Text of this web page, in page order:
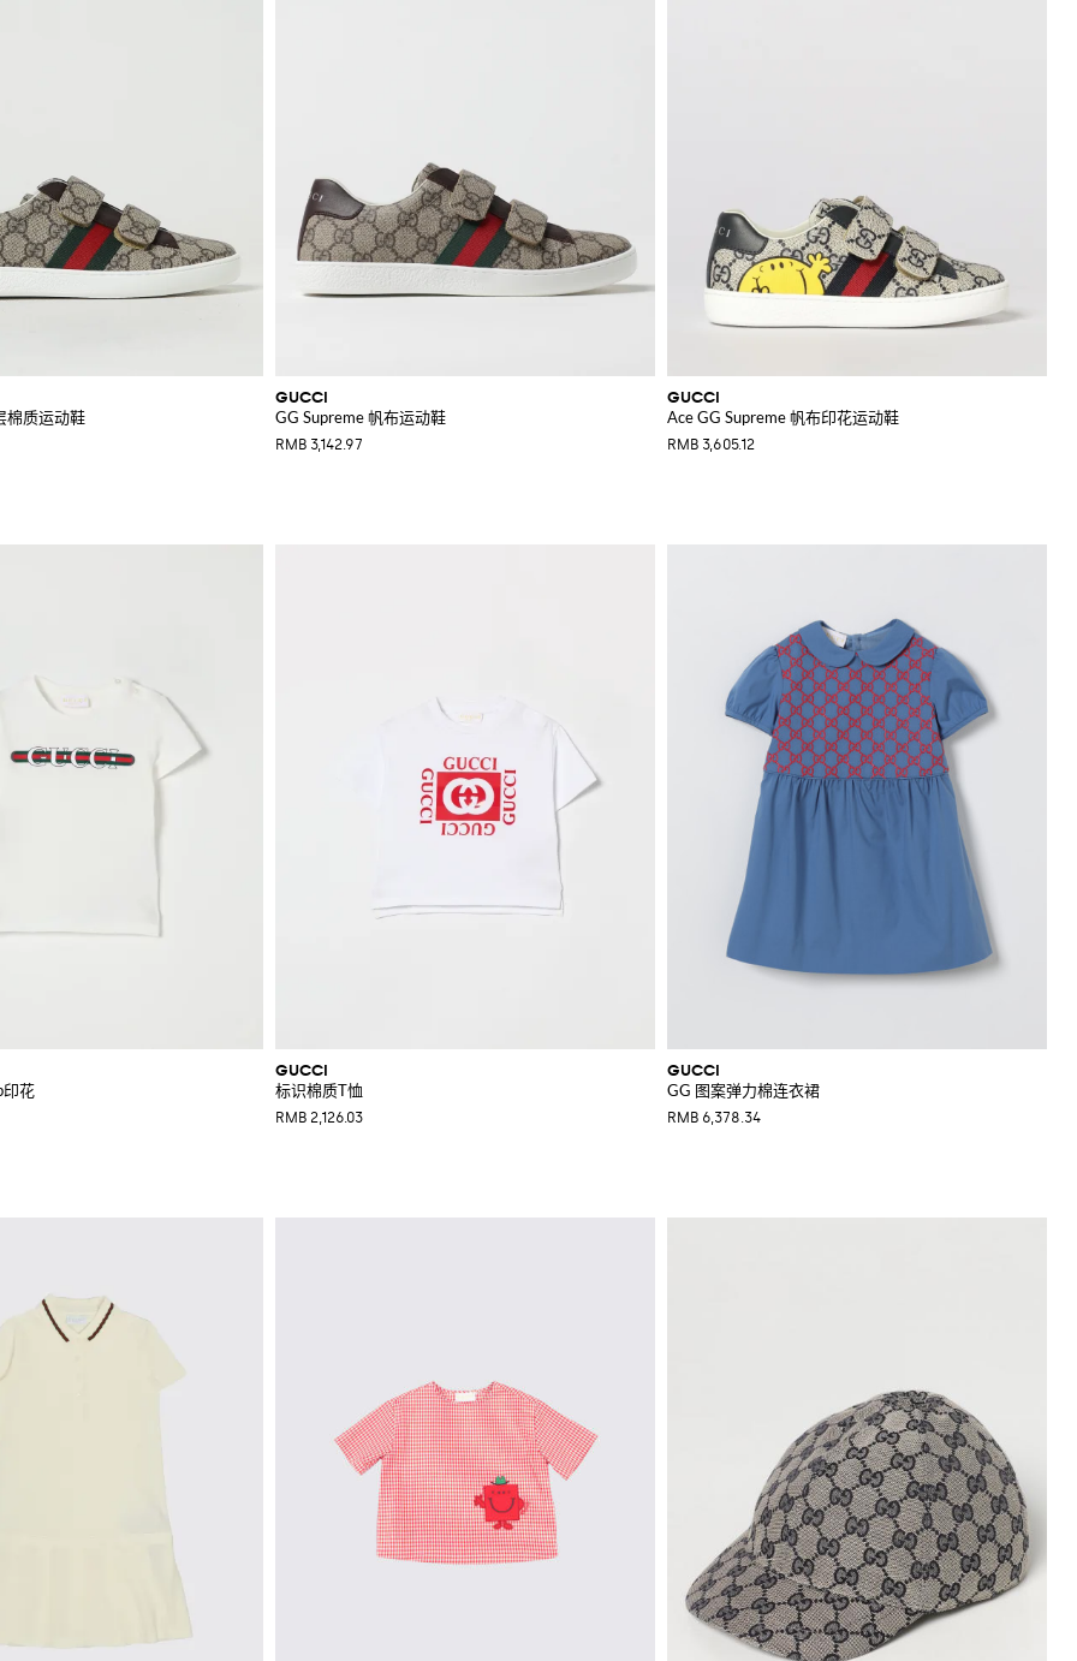
棉质运动鞋
GUCCI
GG Supreme 帆布运动鞋
RMB 3,142.97
GUCCI
Ace GG Supreme 帆布印花运动鞋
RMB 3,605.12
印花
GUCCI
标识棉质T恤
RMB 2,126.03
GUCCI
GG 图案弹力棉连衣裙
RMB 6,378.34